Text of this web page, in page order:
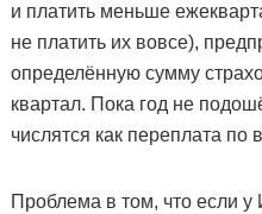
и платить меньше
не платить их вовсе),
определённую сумму
квартал. Пока год не
числятся как переплата по
Проблема в том, что если у